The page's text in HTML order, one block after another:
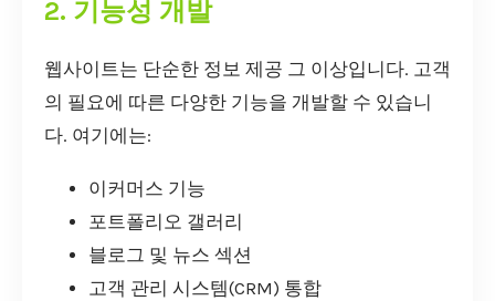
2. 기능성 개발
웹사이트는 단순한 정보 제공 그 이상입니다. 고객
의 필요에 따른 다양한 기능을 개발할 수 있습니
다. 여기에는:
이커머스 기능
포트폴리오 갤러리
블로그 및 뉴스 섹션
고객 관리 시스템(CRM) 통합